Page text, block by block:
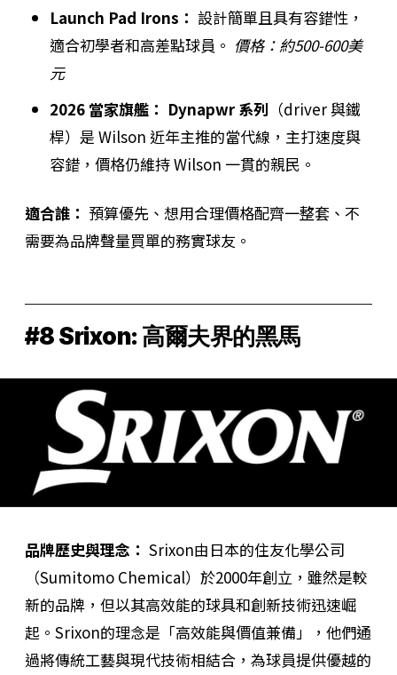
Launch Pad Irons： 設計簡單且具有容錯性，
適合初學者和高差點球員。 價格：約500-600美
元
2026 當家旗艦： Dynapwr 系列 （driver 與鐵
桿）是 Wilson 近年主推的當代線，主打速度與
容錯，價格仍維持 Wilson 一貫的親民。
適合誰： 預算優先、想用合理價格配齊一整套、不
需要為品牌聲量買單的務實球友。
#8 Srixon: 高爾夫界的黑馬
品牌歷史與理念： Srixon由日本的住友化學公司
（Sumitomo Chemical）於2000年創立，雖然是較
新的品牌，但以其高效能的球具和創新技術迅速崛
起。Srixon的理念是「高效能與價值兼備」，他們通
過將傳統工藝與現代技術相結合，為球員提供優越的